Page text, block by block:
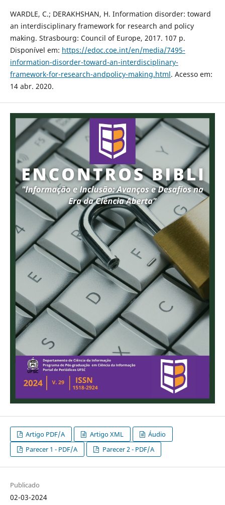
WARDLE, C.; DERAKHSHAN, H. Information disorder: toward
an interdisciplinary framework for research and policy
making. Strasbourg: Council of Europe, 2017. 107 p.
Disponível em: https://edoc.coe.int/en/media/7495-
information-disorder-toward-an-interdisciplinary-
framework-for-research-andpolicy-making.html. Acesso em:
14 abr. 2020.
Artigo PDF/A Artigo XML
Áudio
Parecer 1 - PDF/A
Parecer 2 - PDF/A
Publicado
02-03-2024